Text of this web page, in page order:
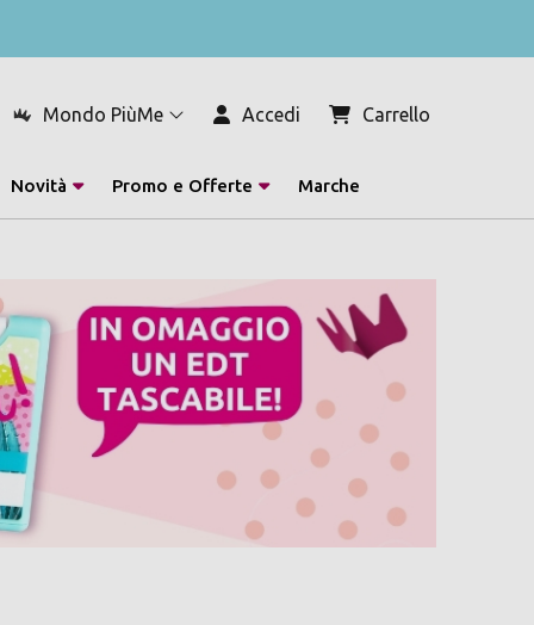
Mondo PiùMe Accedi Carrello
Novità Promo e Offerte Marche